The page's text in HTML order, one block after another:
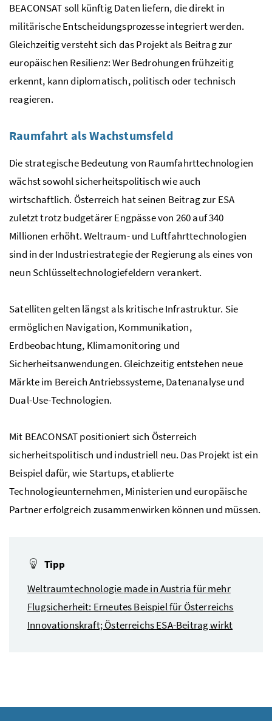
BEACONSAT soll künftig Daten liefern, die direkt in
militärische Entscheidungsprozesse integriert werden.
Gleichzeitig versteht sich das Projekt als Beitrag zur
europäischen Resilienz: Wer Bedrohungen frühzeitig
erkennt, kann diplomatisch, politisch oder technisch
reagieren.
Raumfahrt als Wachstumsfeld
Die strategische Bedeutung von Raumfahrttechnologien
wächst sowohl sicherheitspolitisch wie auch
wirtschaftlich. Österreich hat seinen Beitrag zur ESA
zuletzt trotz budgetärer Engpässe von 260 auf 340
Millionen erhöht. Weltraum- und Luftfahrttechnologien
sind in der Industriestrategie der Regierung als eines von
neun Schlüsseltechnologiefeldern verankert.
Satelliten gelten längst als kritische Infrastruktur. Sie
ermöglichen Navigation, Kommunikation,
Erdbeobachtung, Klimamonitoring und
Sicherheitsanwendungen. Gleichzeitig entstehen neue
Märkte im Bereich Antriebssysteme, Datenanalyse und
Dual-Use-Technologien.
Mit BEACONSAT positioniert sich Österreich
sicherheitspolitisch und industriell neu. Das Projekt ist ein
Beispiel dafür, wie Startups, etablierte
Technologieunternehmen, Ministerien und europäische
Partner erfolgreich zusammenwirken können und müssen.
Tipp
Weltraumtechnologie made in Austriafür mehr
Flugsicherheit: Erneutes Beispiel für Österreichs
Innovationskraft; Österreichs ESA-Beitrag wirkt